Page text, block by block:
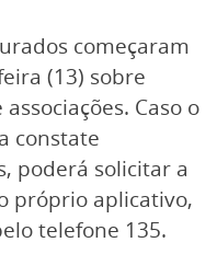
começaram
(13) sobre
Caso o
constate
poderá solicitar a
próprio aplicativo,
telefone 135.